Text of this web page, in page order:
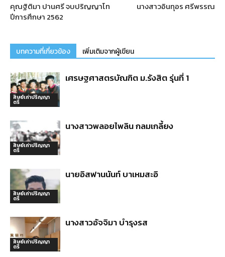
คุณฐิติมา ปานศรี จบปริญญาโท
ปีการศึกษา 2562
นางสาวอินทุอร ศรีพรรณ
บทความที่เกี่ยวข้อง เพิ่มเติมจากผู้เขียน
ศิษย์เก่าปริญญา
ตรี
เศรษฐศาสตรบัณฑิต ม.รังสิต รุ่นที่ 1
ศิษย์เก่าปริญญา
ตรี
นางสาวพลอยไพลิน กลมเกลี้ยง
ศิษย์เก่าปริญญา
ตรี
นายอิสฟานนันท์ บาเหมสะอิ
ศิษย์เก่าปริญญา
ตรี
นางสาวอัจจิมา บำรุงรส